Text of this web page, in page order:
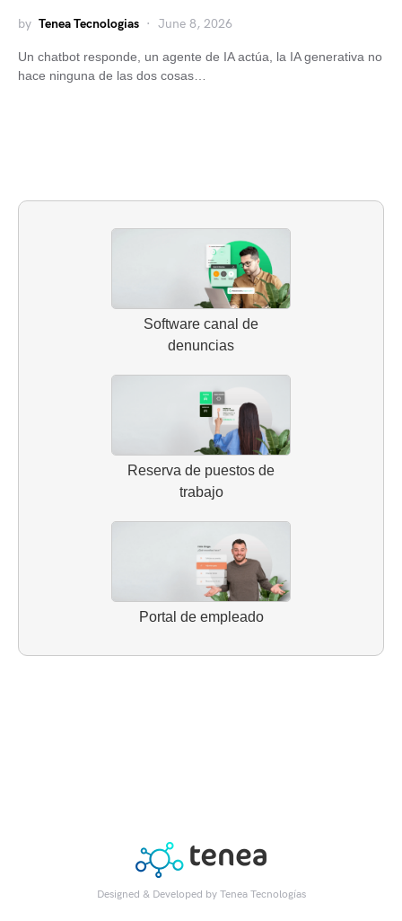
by Tenea Tecnologias June 8, 2026
Un chatbot responde, un agente de IA actúa, la IA generativa no
hace ninguna de las dos cosas…
Software canal de
denuncias
Reserva de puestos de
trabajo
Portal de empleado
Designed & Developed by Tenea Tecnologías